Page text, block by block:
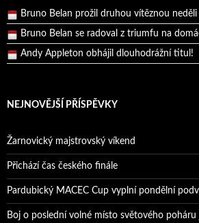
Bruno Belan se radoval z triumfu na
Andy Appleton obhájil dlouhodrážní titul!
Reprezentační dvojice brala český titul!
NEJNOVĚJŠÍ PŘÍSPĚVKY
Žarnovický majstrovský víkend
Přichází čas českého finále
Pardubický MACEC Cup vyplní pondělní
Boj o poslední volné místo světového poháru